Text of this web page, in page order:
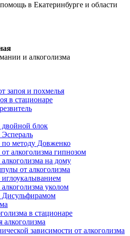
в Екатеринбурге и области
и алкоголизма
запоя и похмелья
в стационаре
блок
методу Довженко
алкоголизма гипнозом
на дому
от алкоголизма
уколом
Дисульфирамом
в стационаре
алкоголизма
зависимости от алкоголизма